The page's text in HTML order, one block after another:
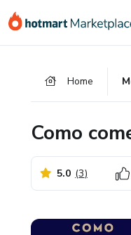
para
para
para
Home
Como
5.0 (3)